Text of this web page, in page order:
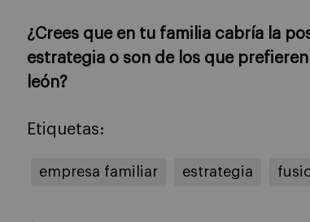
¿Crees que en tu familia cabría la
estrategia o son de los que
león?
Etiquetas:
empresa familiar estrategia